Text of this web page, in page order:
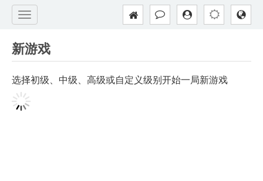
新游戏
选择初级、中级、高级或自定义级别开始一局新游戏